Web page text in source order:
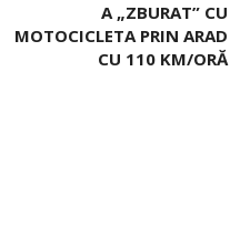
A „ZBURAT” CU
MOTOCICLETA PRIN ARAD
CU 110 KM/ORĂ